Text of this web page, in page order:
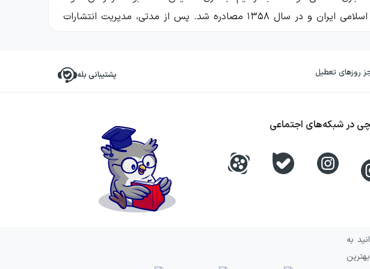
بزرگ‌ترین واحد انتشاراتی خصوصی در ایران لقب گرفته بود. البته این مجموعه بعد از انقلاب اسلامی ایران و در سال ۱۳۵۸ مصادره شد. پس از مدتی، مدیریت انتشارات
را شامل می‌شود، آثار ماندگار زیادی را از خود بر جای گذاشته است. از
به کتاب‌های «فرهنگ فارسی شش جلدی معین، دایره‌المعارف مصاحب و
از نمایشگاه بین‌المللی کتاب تهران، اعم از دوره‌های چهاردهم، پانزدهم،
دینیعلاقه داشت و
پشتیبانی بله
در شبکه‌های اجتماعی
به